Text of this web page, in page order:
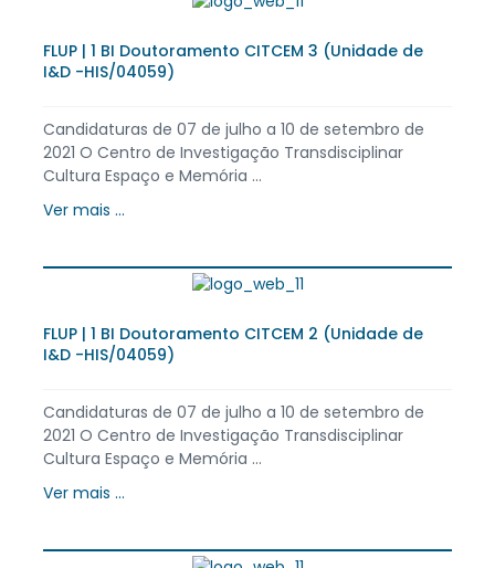
FLUP | 1 BI Doutoramento CITCEM 3 (Unidade de
I&D -HIS/04059)
Candidaturas de 07 de julho a 10 de setembro de
2021 O Centro de Investigação Transdisciplinar
Cultura Espaço e Memória ...
Ver mais ...
FLUP | 1 BI Doutoramento CITCEM 2 (Unidade de
I&D -HIS/04059)
Candidaturas de 07 de julho a 10 de setembro de
2021 O Centro de Investigação Transdisciplinar
Cultura Espaço e Memória ...
Ver mais ...